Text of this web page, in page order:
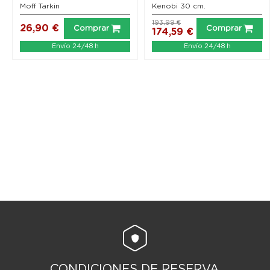
Moff Tarkin
26,90 € Comprar
Envío 24/48 h
Kenobi 30 cm.
174,59 €
193,99 €
Comprar
Envío 24/48 h